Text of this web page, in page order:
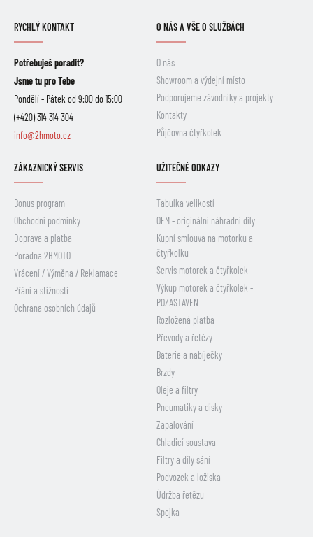
RYCHLÝ KONTAKT
Potřebuješ poradit?
Jsme tu pro Tebe
Pondělí - Pátek od 9:00 do 15:00
(+420) 314 314 304
info@2hmoto.cz
O NÁS A VŠE O SLUŽBÁCH
O nás
Showroom a výdejní místo
Podporujeme závodníky a projekty
Kontakty
Půjčovna čtyřkolek
ZÁKAZNICKÝ SERVIS
Bonus program
Obchodní podmínky
Doprava a platba
Poradna 2HMOTO
Vrácení / Výměna / Reklamace
Přání a stížnosti
Ochrana osobních údajů
UŽITEČNÉ ODKAZY
Tabulka velikostí
OEM - originální náhradní díly
Kupní smlouva na motorku a
čtyřkolku
Servis motorek a čtyřkolek
Výkup motorek a čtyřkolek -
POZASTAVEN
Rozložená platba
Převody a řetězy
Baterie a nabíječky
Brzdy
Oleje a filtry
Pneumatiky a disky
Zapalování
Chladicí soustava
Filtry a díly sání
Podvozek a ložiska
Údržba řetězu
Spojka